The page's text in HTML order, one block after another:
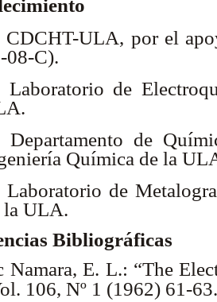
CDCHT-ULA, por el
08-C).
Laboratorio de
Departamento de
Química de la
de
la ULA.
Bibliográficas
Namara, E. L.: “The
106, Nº 1 (1962) 61-